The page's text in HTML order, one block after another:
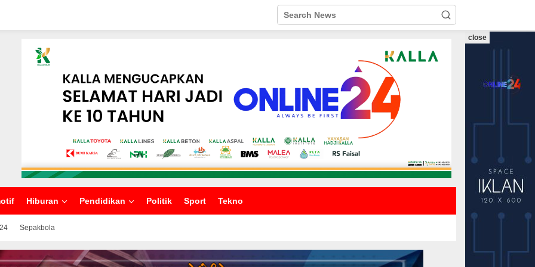
Hiburan Pendidikan Politik Sport Tekno
Sepakbola
close